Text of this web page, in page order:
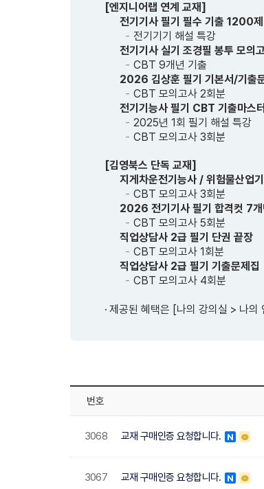
[엔지니어랩 연계 교재]
전기기사 필기 필수 기출 1200제
전기기기 해설 특강
전기기사 실기 조경필 봉투 모의
CBT 9개년 기출
2026 김상훈 필기 기본서/기출
CBT 모의고사 2회분
전기기능사 필기 CBT 기출마스터
2025년 1회 필기 해설 특강
CBT 모의고사 3회분
[김영북스 단독 교재]
지게차운전기능사 / 위험물산업
CBT 모의고사 3회분
2026 전기기사 필기 합격컷 7개
CBT 모의고사 5회분
직업상담사 2급 필기 단권 끝장
CBT 모의고사 1회분
직업상담사 2급 필기 기출문제집
CBT 모의고사 4회분
제공된 혜택은 [나의 강의실 > 나의
번호
3068 교재 구매인증 요청합니다. N
3067 교재 구매인증 요청합니다. N